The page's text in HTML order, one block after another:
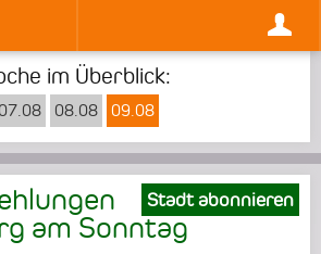
im Überblick:
07.08 08.08 09.08
Stadt abonnieren
am Sonntag